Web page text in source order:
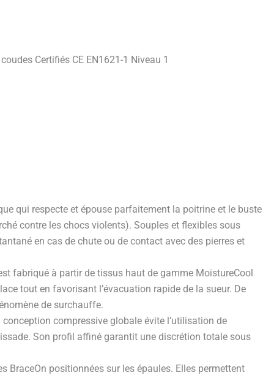
Certifiés CE EN1621-1 Niveau 1
qui respecte et épouse parfaitement la poitrine et le buste
contre les chocs violents). Souples et flexibles sous
en cas de chute ou de contact avec des pierres et
fabriqué à partir de tissus haut de gamme MoistureCool
tout en favorisant l’évacuation rapide de la sueur. De
de surchauffe.
compressive globale évite l’utilisation de
Son profil affiné garantit une discrétion totale sous
BraceOn positionnées sur les épaules. Elles permettent